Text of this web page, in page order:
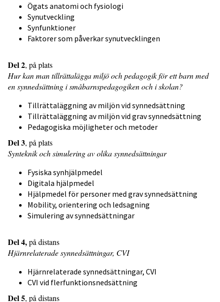
Ögats anatomi och fysiologi
Synutveckling
Synfunktioner
Faktorer som påverkar synutvecklingen
Del 2, på plats
Hur kan man tillrättalägga miljö och pedagogik för ett barn med
en synnedsättning i småbarnspedagogiken och i skolan?
Tillrättaläggning av miljön vid synnedsättning
Tillrättaläggning av miljön vid grav synnedsättning
Pedagogiska möjligheter och metoder
Del 3, på plats
Synteknik och simulering av olika synnedsättningar
Fysiska synhjälpmedel
Digitala hjälpmedel
Hjälpmedel för personer med grav synnedsättning
Mobility, orientering och ledsagning
Simulering av synnedsättningar
Del 4,på distans
Hjärnrelaterade synnedsättningar, CVI
Hjärnrelaterade synnedsättningar, CVI
CVI vid flerfunktionsnedsättning
Del 5, på distans